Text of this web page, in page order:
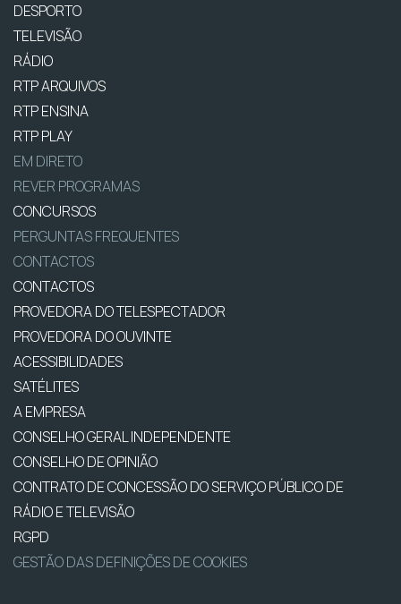
DESPORTO
TELEVISÃO
RÁDIO
RTP ARQUIVOS
RTP ENSINA
RTP PLAY
EM DIRETO
REVER PROGRAMAS
CONCURSOS
PERGUNTAS FREQUENTES
CONTACTOS
CONTACTOS
PROVEDORA DO TELESPECTADOR
PROVEDORA DO OUVINTE
ACESSIBILIDADES
SATÉLITES
A EMPRESA
CONSELHO GERAL INDEPENDENTE
CONSELHO DE OPINIÃO
CONTRATO DE CONCESSÃO DO SERVIÇO PÚBLICO DE
RÁDIO E TELEVISÃO
RGPD
GESTÃO DAS DEFINIÇÕES DE COOKIES